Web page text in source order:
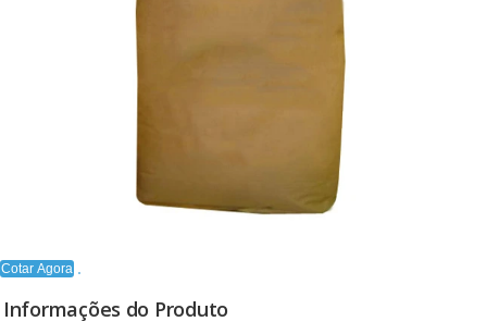
Cotar Agora
Informações do Produto